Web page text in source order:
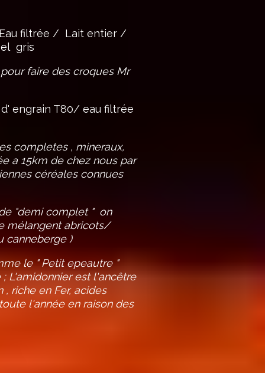
filtrée / Lait entier /
gris
faire des croques Mr
engrain T80/ eau filtrée
completes , mineraux,
a 15km de chez nous par
céréales connues
"demi complet " on
mélangent abricots/
canneberge )
le " Petit epeautre "
L'amidonnier est l'ancêtre
riche en Fer, acides
l'année en raison des